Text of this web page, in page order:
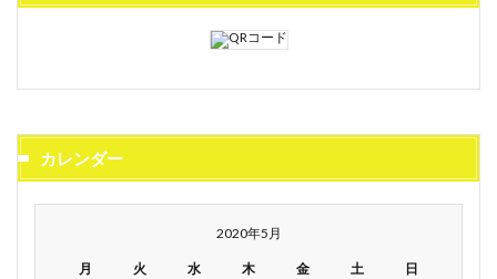
カレンダー
2020年5月
月 火 水 木 金 土 日